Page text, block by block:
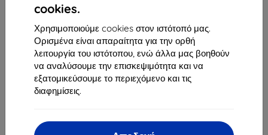
cookies.
Χρησιμοποιούμε cookies στον ιστότοπό μας.
Ορισμένα είναι απαραίτητα για την ορθή
λειτουργία του ιστότοπου, ενώ άλλα μας βοηθούν
να αναλύσουμε την επισκεψιμότητα και να
εξατομικεύσουμε το περιεχόμενο και τις
διαφημίσεις.
Οδός Rudolfa Mocka 3750/2A
841 04 Bratislava
Αριθμός Μητρώου Εταιρείας:46701494
ΑΦΜ ΦΠΑ:SK2023549671
Επικοινωνία